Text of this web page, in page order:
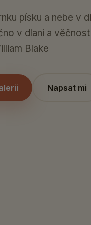
písku a nebe v
v dlani a
Napsat mi